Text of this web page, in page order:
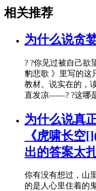
相关推荐
为什么说贪
? ?你见过被自己欲
豹悲歌 》里写的这
教材。说实在的，
直发凉——? ?这哪
为什么说真
《虎啸长空
出的答案太
你有没有想过，山
的是人心里住着的